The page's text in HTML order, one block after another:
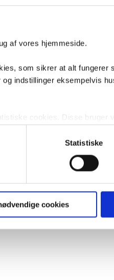
af vores hjemmeside.
som sikrer at alt fungerer
indstillinger eksempelvis
enkelte af vores kunder.
cookies. Ved at klikke
de ovenfor nævnte formål
til og fra nedenfor. Til
Statistiske
cookies
Unite Compact T21-900-600 mm -
Ydelse 70/40/20: 701 W